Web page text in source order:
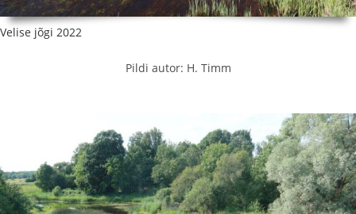
Velise jõgi 2022
Pildi autor: H. Timm